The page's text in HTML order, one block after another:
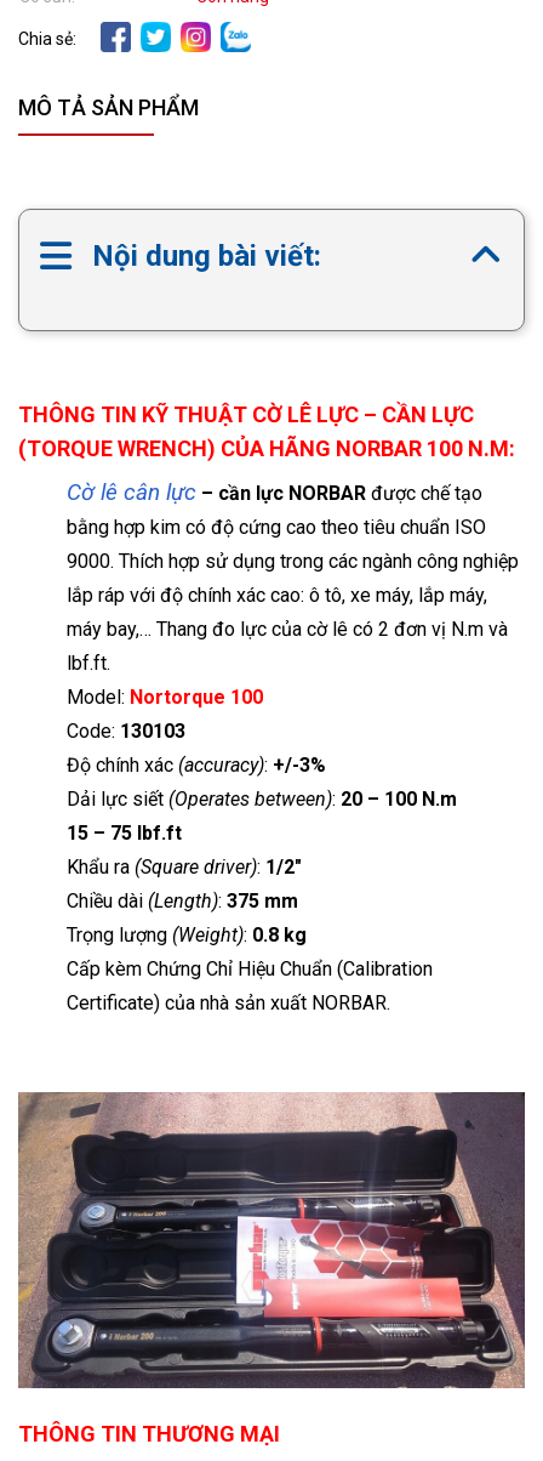
Chia sẻ:
MÔ TẢ SẢN PHẨM
Nội dung bài viết:
THÔNG TIN KỸ THUẬT CỜ LÊ LỰC – CẦN LỰC
(TORQUE WRENCH) CỦA HÃNG NORBAR 100 N.M:
Cờ lê cân lực – cần lực NORBAR được chế tạo
bằng hợp kim có độ cứng cao theo tiêu chuẩn ISO
9000. Thích hợp sử dụng trong các ngành công nghiệp
lắp ráp với độ chính xác cao: ô tô, xe máy, lắp máy,
máy bay,… Thang đo lực của cờ lê có 2 đơn vị N.m và
lbf.ft.
Model: Nortorque 100
Code: 130103
Độ chính xác (accuracy): +/-3%
Dải lực siết (Operates between): 20 – 100 N.m
15 – 75 lbf.ft
Khẩu ra (Square driver): 1/2″
Chiều dài (Length): 375 mm
Trọng lượng (Weight): 0.8 kg
Cấp kèm Chứng Chỉ Hiệu Chuẩn (Calibration
Certificate) của nhà sản xuất NORBAR.
THÔNG TIN THƯƠNG MẠI